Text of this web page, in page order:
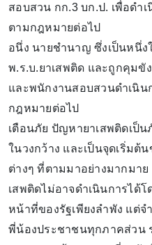
สอบสวน กก.3 บก.ป. เพื่อดำ
ตามกฎหมายต่อไป
อนึ่ง นายชำนาญ ซึ่งเป็นหนึ่
พ.ร.บ.ยาเสพติด และถูกคุมขั
และพนักงานสอบสวนดำเนิน
กฎหมายต่อไป
เตือนภัย ปัญหายาเสพติดเป็
ในวงกว้าง และเป็นจุดเริ่ม
ต่างๆ ที่ตามมาอย่างมากมา
เสพติดไม่อาจดำเนินการได้โ
หน้าที่ของรัฐเพียงลำพัง แต่จ
พี่น้องประชาชนทุกภาคส่วน